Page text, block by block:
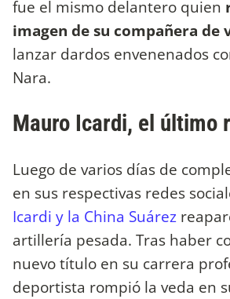
fue el mismo delantero quien
imagen de su compañera de
lanzar dardos envenenados
Nara.
Mauro Icardi, el último
Luego de varios días de
en sus respectivas redes
Icardi y la China Suárez
artillería pesada. Tras haber
nuevo título en su carrera
deportista rompió la veda en